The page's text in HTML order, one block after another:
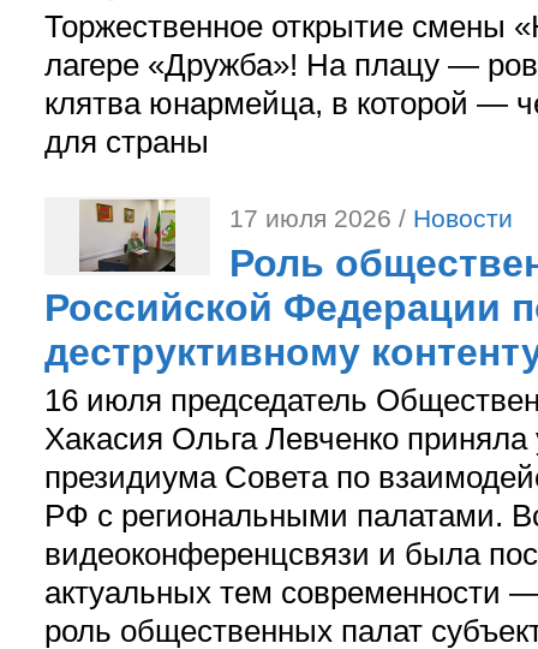
Торжественное открытие смены
лагере «Дружба»! На плацу —
клятва юнармейца, в которой —
для страны
17 июля 2026 / Новости
Роль
Российской Федерации
деструктивному
16 июля председатель
Хакасия Ольга Левченко приняла
президиума Совета по
РФ с региональными палатами.
видеоконференцсвязи и была
актуальных тем современности
роль общественных палат